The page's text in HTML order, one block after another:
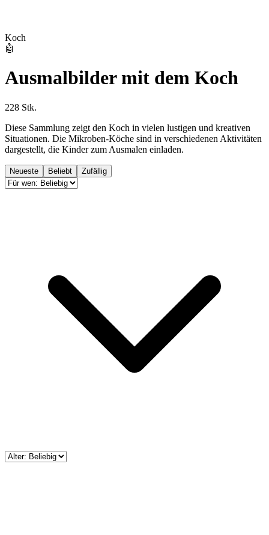
Koch
🤖
Ausmalbilder mit dem Koch
228 Stk.
Diese Sammlung zeigt den Koch in vielen lustigen und kreativen
Situationen. Die Mikroben-Köche sind in verschiedenen Aktivitäten
dargestellt, die Kinder zum Ausmalen einladen.
Neueste Beliebt Zufällig